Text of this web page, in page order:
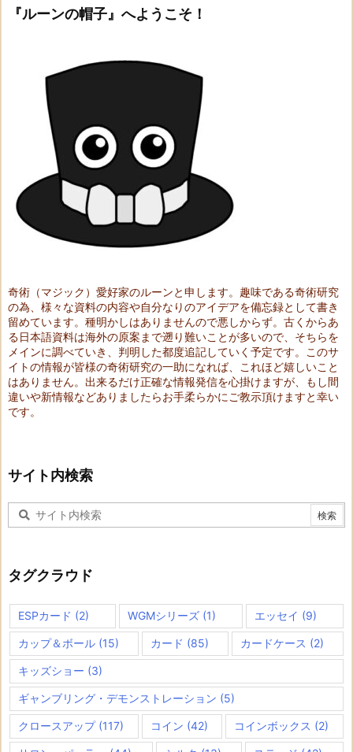
『ルーンの帽子』へようこそ！
奇術（マジック）愛好家のルーンと申します。趣味である奇術研究
の為、様々な資料の内容や自分なりのアイデアを備忘録として書き
留めています。種明かしはありませんので悪しからず。古くからあ
る日本語資料は海外の原案まで遡り難いことが多いので、そちらを
メインに調べていき、判明した都度追記していく予定です。このサ
イトの情報が皆様の奇術研究の一助になれば、これほど嬉しいこと
はありません。出来るだけ正確な情報発信を心掛けますが、もし間
違いや新情報などありましたらお手柔らかにご教示頂けますと幸い
です。
サイト内検索
タグクラウド
ESPカード (2) WGMシリーズ (1) エッセイ (9)
カップ＆ボール (15) カード (85) カードケース (2)
キッズショー (3)
ギャンブリング・デモンストレーション (5)
クロースアップ(117) コイン (42) コインボックス (2)